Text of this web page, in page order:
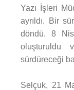
Yazı İşleri
ayrıldı. Bir
döndü. 8
oluşturuldu
sürdüreceği
Selçuk, 21